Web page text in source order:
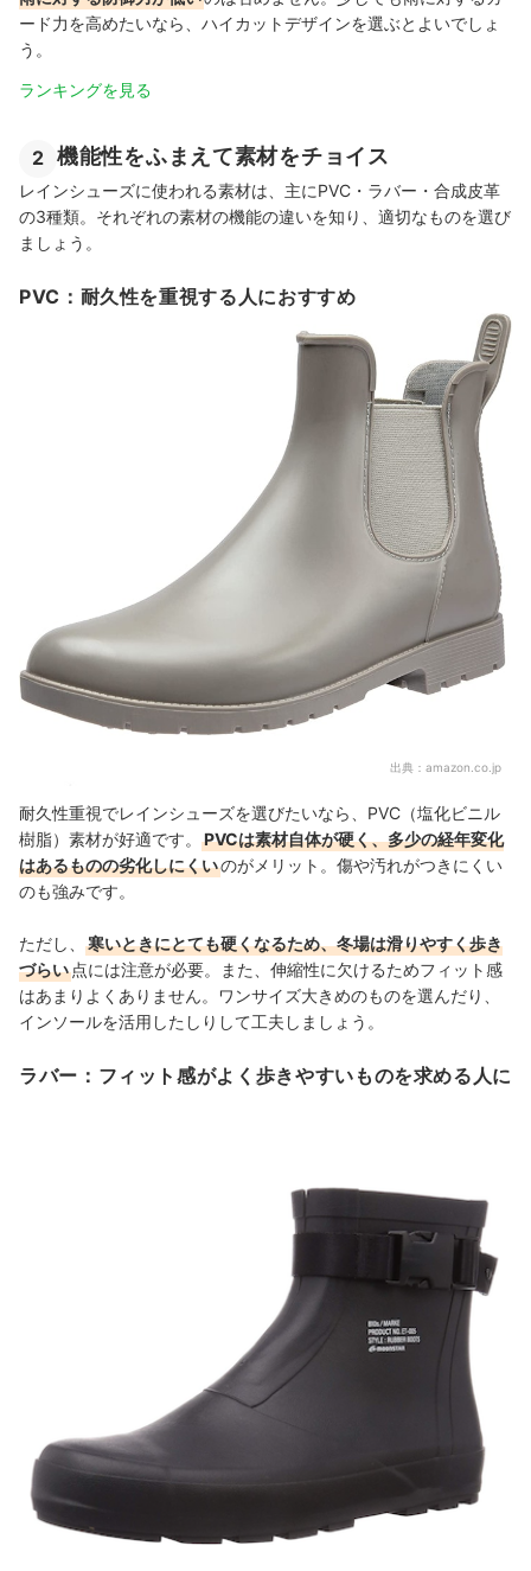
ード力を高めたいなら、ハイカットデザインを選ぶとよいでしょ
う。
ランキングを見る
2 機能性をふまえて素材をチョイス
レインシューズに使われる素材は、主にPVC・ラバー・合成皮革
の3種類。それぞれの素材の機能の違いを知り、適切なものを選び
ましょう。
PVC：耐久性を重視する人におすすめ
出典： amazon.co.jp
耐久性重視でレインシューズを選びたいなら、PVC（塩化ビニル
樹脂）素材が好適です。
PVCは素材自体が硬く、多少の経年変化
はあるものの劣化しにくいのがメリット。傷や汚れがつきにくい
のも強みです。
ただし、
寒いときにとても硬くなるため、冬場は滑りやすく歩き
づらい 点には注意が必要。また、伸縮性に欠けるためフィット感
はあまりよくありません。ワンサイズ大きめのものを選んだり、
インソールを活用したしりして工夫しましょう。
ラバー：フィット感がよく歩きやすいものを求める人に